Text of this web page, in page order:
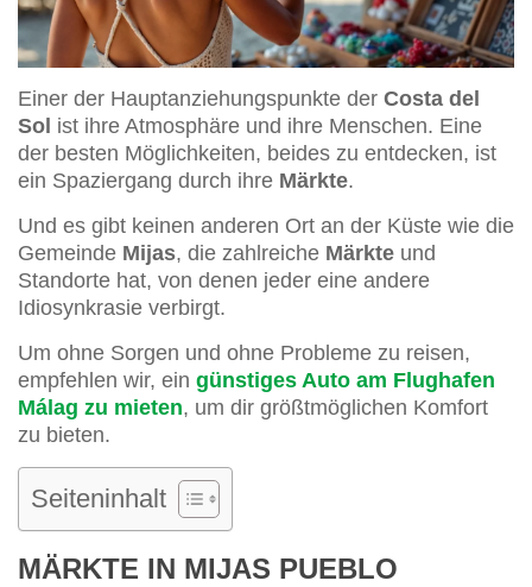
Einer der Hauptanziehungspunkte der Costa del
Sol ist ihre Atmosphäre und ihre Menschen. Eine
der besten Möglichkeiten, beides zu entdecken, ist
ein Spaziergang durch ihre Märkte.
Und es gibt keinen anderen Ort an der Küste wie die
Gemeinde Mijas, die zahlreiche Märkte und
Standorte hat, von denen jeder eine andere
Idiosynkrasie verbirgt.
Um ohne Sorgen und ohne Probleme zu reisen,
empfehlen wir, ein günstiges Auto am Flughafen
Málag zu mieten, um dir größtmöglichen Komfort
zu bieten.
Seiteninhalt
MÄRKTE IN MIJAS PUEBLO